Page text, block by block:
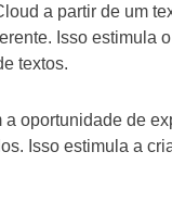
a partir de um
Isso estimula
textos.
oportunidade de
Isso estimula a